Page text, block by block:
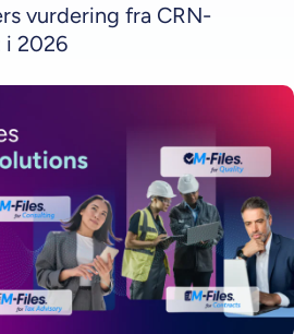
vurdering fra CRN-
i 2026